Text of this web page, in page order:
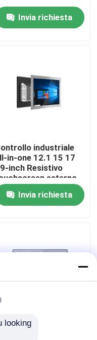
Invia richiesta
industriale
in-one 12.1 15 17
inch Resistivo
esterno
Invia richiesta
pollici All In One
looking